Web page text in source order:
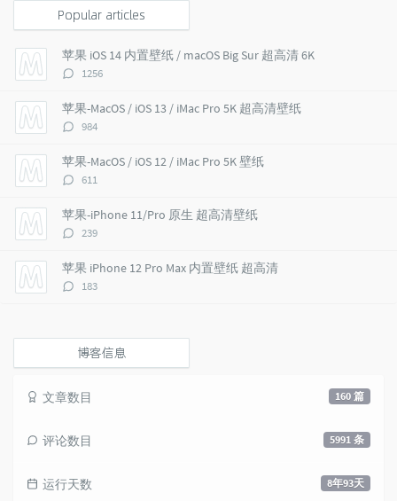
p
u
l
a
r
a
r
t
i
c
l
e
s
t
m
n
s
Popular articles
苹果 iOS 14 内置壁纸 / macOS Big Sur 超高清 6K
评
数：
1256
苹果-MacOS / iOS 13 / iMac Pro 5K 超高清壁纸
评
数：
984
苹果-MacOS / iOS 12 / iMac Pro 5K 壁纸
评
数：
611
苹果-iPhone 11/Pro 原生 超高清壁纸
评
数：
239
苹果 iPhone 12 Pro Max 内置壁纸 超高清
评
183
博客信息
160 篇
文章数目
5991 条
评论数目
8年93天
运行天数